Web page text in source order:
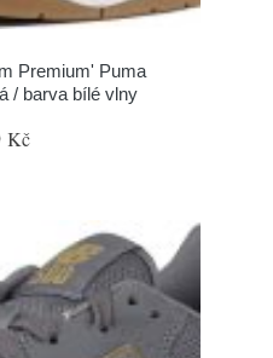
Premium' Puma
/ barva bílé vlny
Kč